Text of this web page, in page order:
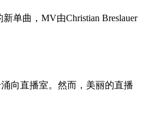
单曲，MV由Christian Breslauer
向直播室。然而，美丽的直播